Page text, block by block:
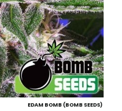
EDAM BOMB (BOMB SEEDS)